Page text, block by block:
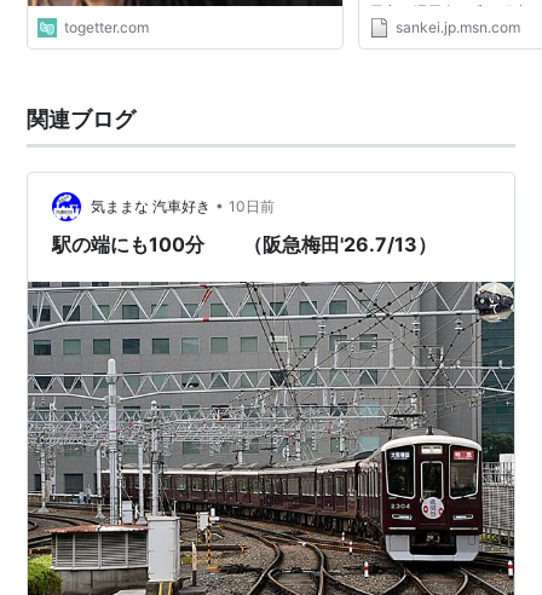
7月25日19:00〜21:00
オススメ。
togetter.com
長官の堺屋太一氏の発案
１キロのプールを設置す
sankei.jp.msn.com
関連ブログ
気ままな 汽車好き • 10日前
駅の端にも100分 （阪急梅田'26.7/13）